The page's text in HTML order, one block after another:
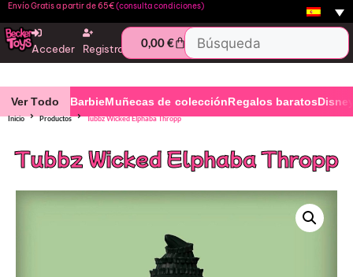
Envío Gratis a partir de 65€(consulta condiciones)
Acceder Registro 0,00€
Ver Todo BarbieMuñecas de colecciónRegalos baratos
Inicio Productos Tubbz Wicked Elphaba Thropp
Tubbz Wicked Elphaba Thropp